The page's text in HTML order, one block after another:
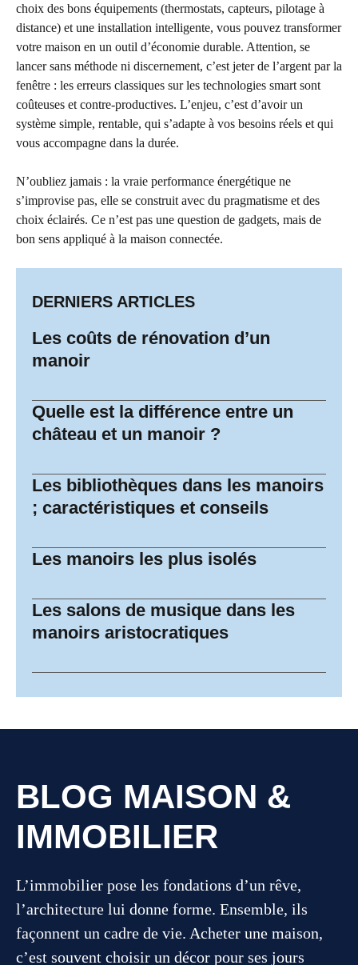
choix des bons équipements (thermostats, capteurs, pilotage à
distance) et une installation intelligente, vous pouvez transformer
votre maison en un outil d’économie durable. Attention, se
lancer sans méthode ni discernement, c’est jeter de l’argent par la
fenêtre : les erreurs classiques sur les technologies smart sont
coûteuses et contre-productives. L’enjeu, c’est d’avoir un
système simple, rentable, qui s’adapte à vos besoins réels et qui
vous accompagne dans la durée.
N’oubliez jamais : la vraie performance énergétique ne
s’improvise pas, elle se construit avec du pragmatisme et des
choix éclairés. Ce n’est pas une question de gadgets, mais de
bon sens appliqué à la maison connectée.
DERNIERS ARTICLES
Les coûts de rénovation d’un
manoir
Quelle est la différence entre un
château et un manoir ?
Les bibliothèques dans les manoirs
; caractéristiques et conseils
Les manoirs les plus isolés
Les salons de musique dans les
manoirs aristocratiques
BLOG MAISON &
IMMOBILIER
L’immobilier pose les fondations d’un rêve,
l’architecture lui donne forme. Ensemble, ils
façonnent un cadre de vie. Acheter une maison,
c’est souvent choisir un décor pour ses jours